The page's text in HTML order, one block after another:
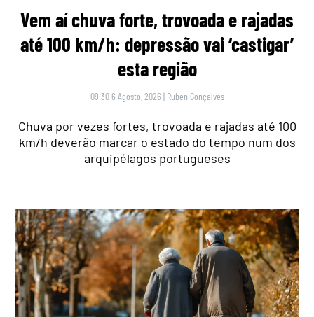
Vem aí chuva forte, trovoada e rajadas
até 100 km/h: depressão vai ‘castigar’
esta região
09:30 6 Agosto, 2026 | Rubén Gonçalves
Chuva por vezes fortes, trovoada e rajadas até 100
km/h deverão marcar o estado do tempo num dos
arquipélagos portugueses